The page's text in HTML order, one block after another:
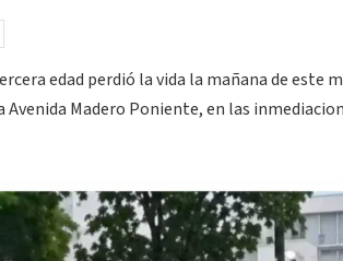
edad perdió la vida la mañana de
Madero Poniente, en las